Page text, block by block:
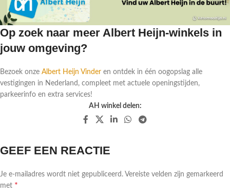
Op zoek naar meer Albert Heijn-winkels in
jouw omgeving?
Bezoek onze Albert Heijn Vinder en ontdek in één oogopslag alle
vestigingen in Nederland, compleet met actuele openingstijden,
parkeerinfo en extra services!
AH winkel delen:
GEEF EEN REACTIE
Je e-mailadres wordt niet gepubliceerd. Vereiste velden zijn gemarkeerd
met *